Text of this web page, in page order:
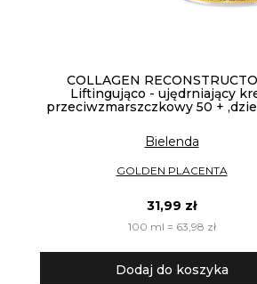
COLLAGEN
Liftingująco - ujędrniający
przeciwzmarszczkowy 50 +
Bielenda
GOLDEN PLACENTA
31,99 zł
100 ml = 63,98 zł
Dodaj do koszyka